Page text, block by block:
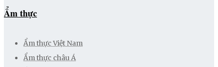
Ẩm thực
Ẩm thực Việt Nam
Ẩm thực châu Á